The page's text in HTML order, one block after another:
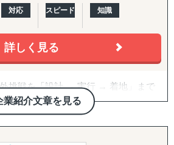
対応 スピード 知識
詳しく見る
業紹介文章を見る
挑戦を「設計 → 実行 → 着地」まで
ます。
を見極めるゼロ→イチの意思決定か